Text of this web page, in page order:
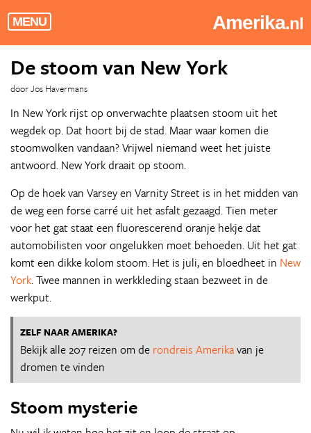
MENU Amerika.nl
De stoom van New York
door Jos Havermans
In New York rijst op onverwachte plaatsen stoom uit het
wegdek op. Dat hoort bij de stad. Maar waar komen die
stoomwolken vandaan? Vrijwel niemand weet het juiste
antwoord. New York draait op stoom.
Op de hoek van Varsey en Varnity Street is in het midden van
de weg een forse carré uit het asfalt gezaagd. Tien meter
voor het gat staat een fluorescerend oranje hekje dat
automobilisten voor ongelukken moet behoeden. Uit het gat
komt een dikke kolom stoom. Het is juli, en bloedheet in New
York. Twee mannen in werkkleding staan bezweet in de
werkput.
ZELF NAAR AMERIKA?
Bekijk alle 207 reizen om de rondreis Amerikavan je
dromen te vinden
Stoom mysterie